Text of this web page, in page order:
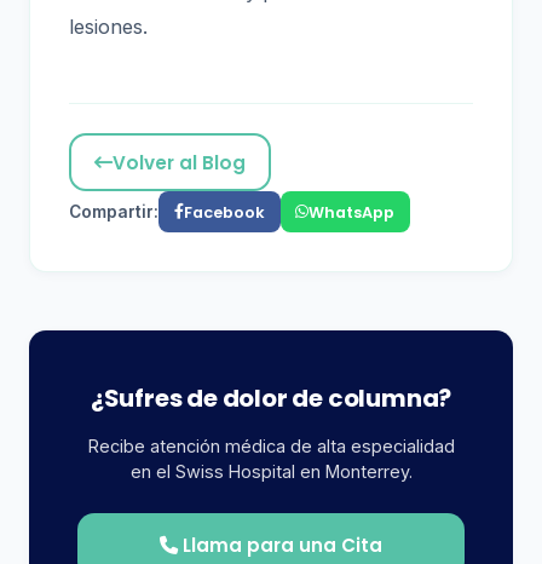
lesiones.
Volver al Blog
Compartir: Facebook WhatsApp
¿Sufres de dolor de columna?
Recibe atención médica de alta especialidad
en el Swiss Hospital en Monterrey.
Llama para una Cita